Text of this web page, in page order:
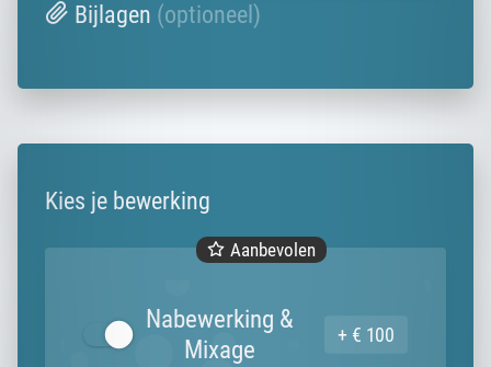
Bijlagen (optioneel)
Kies je bewerking
+ € 100
Nabewerking &
Mixage
Aanbevolen